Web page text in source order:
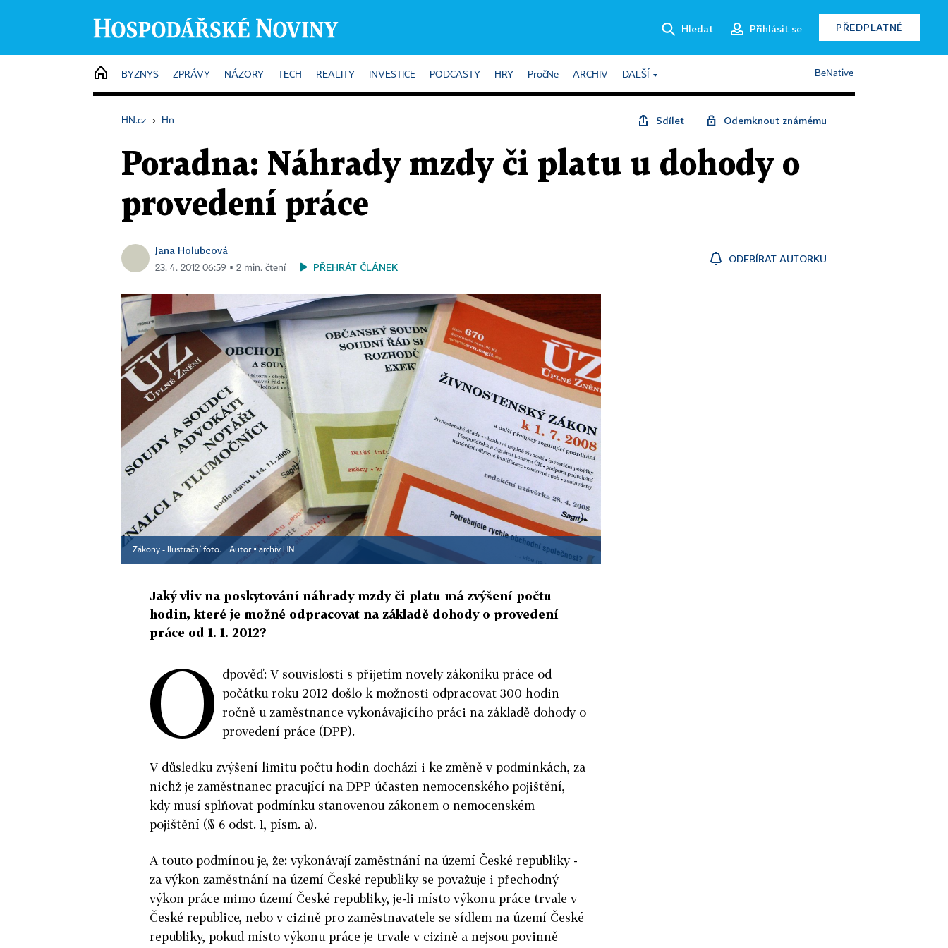
Hledat Přihlásit se PŘEDPLATNÉ
HOME
BYZNYS ZPRÁVY NÁZORY TECH REALITY INVESTICE PODCASTY HRY PročNe ARCHIV DALŠÍ BeNative
HN.cz › Hn Sdílet Odemknout známému
Poradna: Náhrady mzdy či platu u dohody o
provedení práce
Jana Holubcová
23. 4. 2012 06:59 ▪ 2 min. čtení PŘEHRÁT ČLÁNEK
ODEBÍRAT AUTORKU
Zákony - Ilustrační foto. Autor ▪ archiv HN
Jaký vliv na poskytování náhrady mzdy či platu má zvýšení počtu
hodin, které je možné odpracovat na základě dohody o provedení
práce od 1. 1. 2012?
O dpověď: V souvislosti s přijetím novely zákoníku práce od
počátku roku 2012 došlo k možnosti odpracovat 300 hodin
ročně u zaměstnance vykonávajícího práci na základě dohody o
provedení práce (DPP).
V důsledku zvýšení limitu počtu hodin dochází i ke změně v podmínkách, za
nichž je zaměstnanec pracující na DPP účasten nemocenského pojištění,
kdy musí splňovat podmínku stanovenou zákonem o nemocenském
pojištění (§ 6 odst. 1, písm. a).
A touto podmínou je, že: vykonávají zaměstnání na území České republiky -
za výkon zaměstnání na území České republiky se považuje i přechodný
výkon práce mimo území České republiky, je-li místo výkonu práce trvale v
České republice, nebo v cizině pro zaměstnavatele se sídlem na území České
republiky, pokud místo výkonu práce je trvale v cizině a nejsou povinně